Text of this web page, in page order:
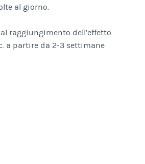
al giorno.
raggiungimento dell’effetto
a partire da 2-3 settimane